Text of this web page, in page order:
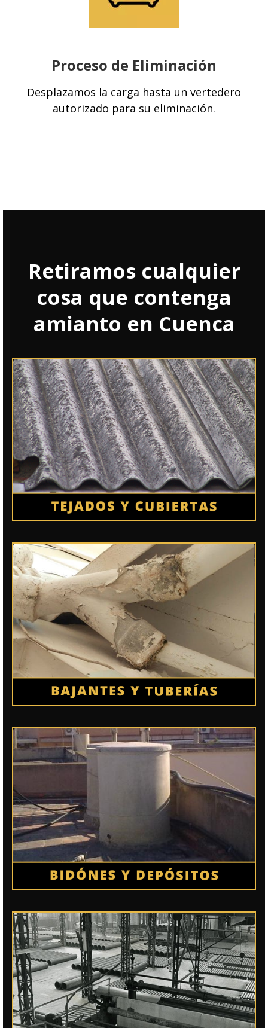
Proceso de Eliminación
Desplazamos la carga hasta un vertedero
autorizado para su eliminación.
Retiramos cualquier
cosa que contenga
amianto en Cuenca